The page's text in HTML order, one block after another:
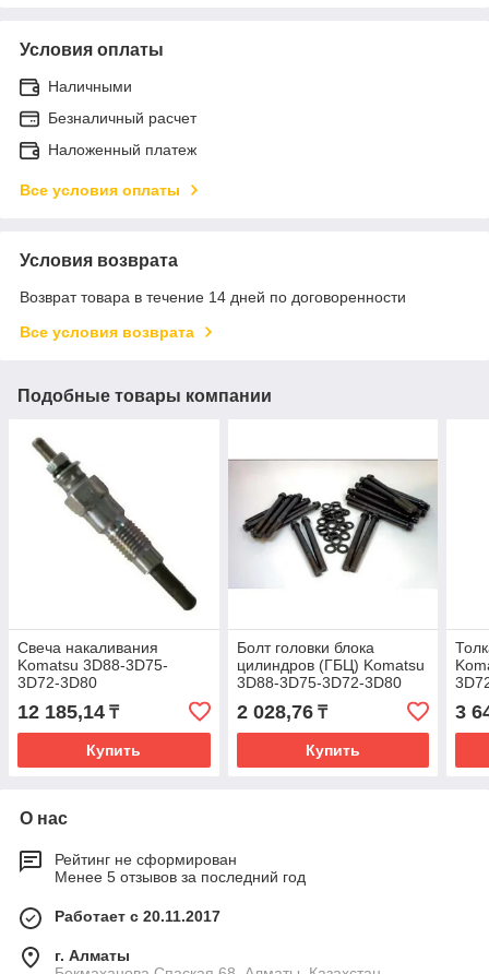
Условия оплаты
Наличными
Безналичный расчет
Наложенный платеж
Все условия оплаты
Условия возврата
Возврат товара в течение 14 дней по договоренности
Все условия возврата
Подобные товары компании
Свеча накаливания
Komatsu 3D88-3D75-
3D72-3D80
12 185,14 ₸
Купить
Болт головки блока
цилиндров (ГБЦ) Komatsu
3D88-3D75-3D72-3D80
2 028,76₸
Купить
3
О нас
Рейтинг не сформирован
Менее 5 отзывов за последний год
Работает с 20.11.2017
г. Алматы